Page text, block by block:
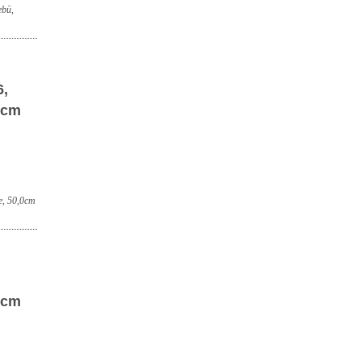
50,0cm